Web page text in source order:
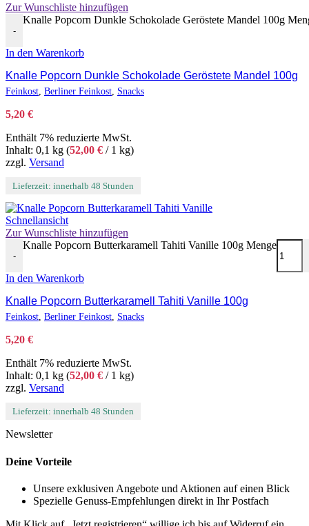
Zur Wunschliste hinzufügen
-
Knalle Popcorn Dunkle Schokolade Geröstete Mandel 100g
In den Warenkorb
Knalle Popcorn Dunkle Schokolade Geröstete Mandel 100g
Feinkost, Berliner Feinkost, Snacks
5,20 €
Enthält 7% reduzierte MwSt.
Inhalt: 0,1 kg (52,00 € / 1 kg)
zzgl. Versand
Lieferzeit: innerhalb 48 Stunden
Schnellansicht
Zur Wunschliste hinzufügen
-
Knalle Popcorn Butterkaramell Tahiti Vanille 100g Menge
In den Warenkorb
Knalle Popcorn Butterkaramell Tahiti Vanille 100g
Feinkost, Berliner Feinkost, Snacks
5,20 €
Enthält 7% reduzierte MwSt.
Inhalt: 0,1 kg (52,00 € / 1 kg)
zzgl. Versand
Lieferzeit: innerhalb 48 Stunden
Newsletter
Deine Vorteile
Unsere exklusiven Angebote und Aktionen auf einen Blick
Spezielle Genuss-Empfehlungen direkt in Ihr Postfach